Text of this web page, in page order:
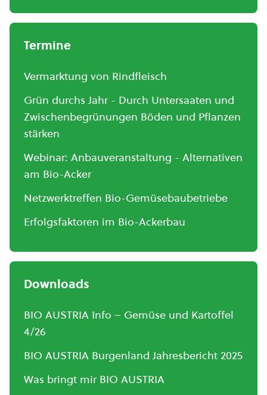
Termine
Vermarktung von Rindfleisch
Grün durchs Jahr - Durch Untersaaten und
Zwischenbegrünungen Böden und Pflanzen
stärken
Webinar: Anbauveranstaltung - Alternativen
am Bio-Acker
Netzwerktreffen Bio-Gemüsebaubetriebe
Erfolgsfaktoren im Bio-Ackerbau
Downloads
BIO AUSTRIA Info – Gemüse und Kartoffel
4/26
BIO AUSTRIA Burgenland Jahresbericht 2025
Was bringt mir BIO AUSTRIA